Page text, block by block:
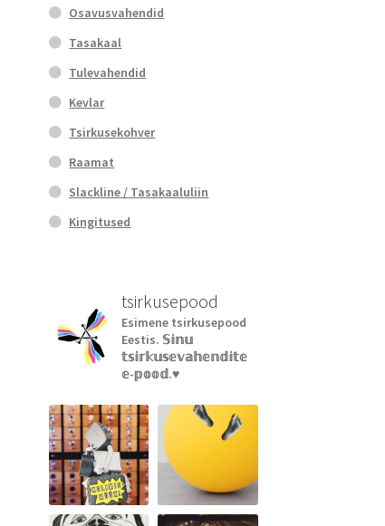
Osavusvahendid
Tasakaal
Tulevahendid
Kevlar
Tsirkusekohver
Raamat
Slackline / Tasakaaluliin
Kingitused
tsirkusepood
Esimene tsirkusepood
Eestis. 𝕊𝕚𝕟𝕦
𝕥𝕤𝕚𝕣𝕜𝕦𝕤𝕖𝕧𝕒𝕙𝕖𝕟𝕕𝕚𝕥𝕖
𝕖-𝕡𝕠𝕠𝕕.♥︎